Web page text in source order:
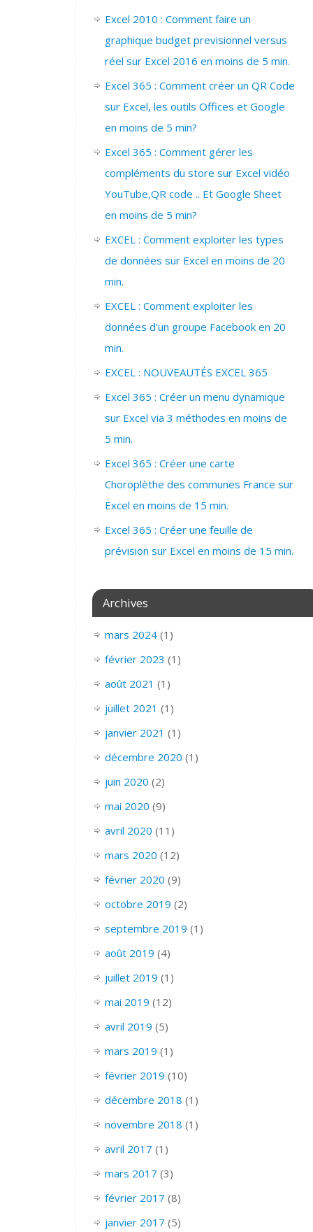
Excel 2010 : Comment faire un
graphique budget previsionnel versus
réel sur Excel 2016 en moins de 5 min.
Excel 365 : Comment créer un QR Code
sur Excel, les outils Offices et Google
en moins de 5 min?
Excel 365 : Comment gérer les
compléments du store sur Excel vidéo
YouTube,QR code .. Et Google Sheet
en moins de 5 min?
EXCEL : Comment exploiter les types
de données sur Excel en moins de 20
min.
EXCEL : Comment exploiter les
données d’un groupe Facebook en 20
min.
EXCEL : NOUVEAUTÉS EXCEL 365
Excel 365 : Créer un menu dynamique
sur Excel via 3 méthodes en moins de
5 min.
Excel 365 : Créer une carte
Choroplèthe des communes France sur
Excel en moins de 15 min.
Excel 365 : Créer une feuille de
prévision sur Excel en moins de 15 min.
Archives
mars 2024(1)
février 2023 (1)
août 2021 (1)
juillet 2021 (1)
janvier 2021 (1)
décembre 2020 (1)
juin 2020 (2)
mai 2020 (9)
avril 2020 (11)
mars 2020 (12)
février 2020 (9)
octobre 2019 (2)
septembre 2019 (1)
août 2019 (4)
juillet 2019 (1)
mai 2019 (12)
avril 2019 (5)
mars 2019 (1)
février 2019 (10)
décembre 2018 (1)
novembre 2018 (1)
avril 2017 (1)
mars 2017 (3)
février 2017 (8)
janvier 2017 (5)